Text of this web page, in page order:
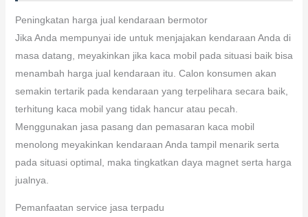
Peningkatan harga jual kendaraan bermotor
Jika Anda mempunyai ide untuk menjajakan kendaraan Anda di
masa datang, meyakinkan jika kaca mobil pada situasi baik bisa
menambah harga jual kendaraan itu. Calon konsumen akan
semakin tertarik pada kendaraan yang terpelihara secara baik,
terhitung kaca mobil yang tidak hancur atau pecah.
Menggunakan jasa pasang dan pemasaran kaca mobil
menolong meyakinkan kendaraan Anda tampil menarik serta
pada situasi optimal, maka tingkatkan daya magnet serta harga
jualnya.
Pemanfaatan service jasa terpadu